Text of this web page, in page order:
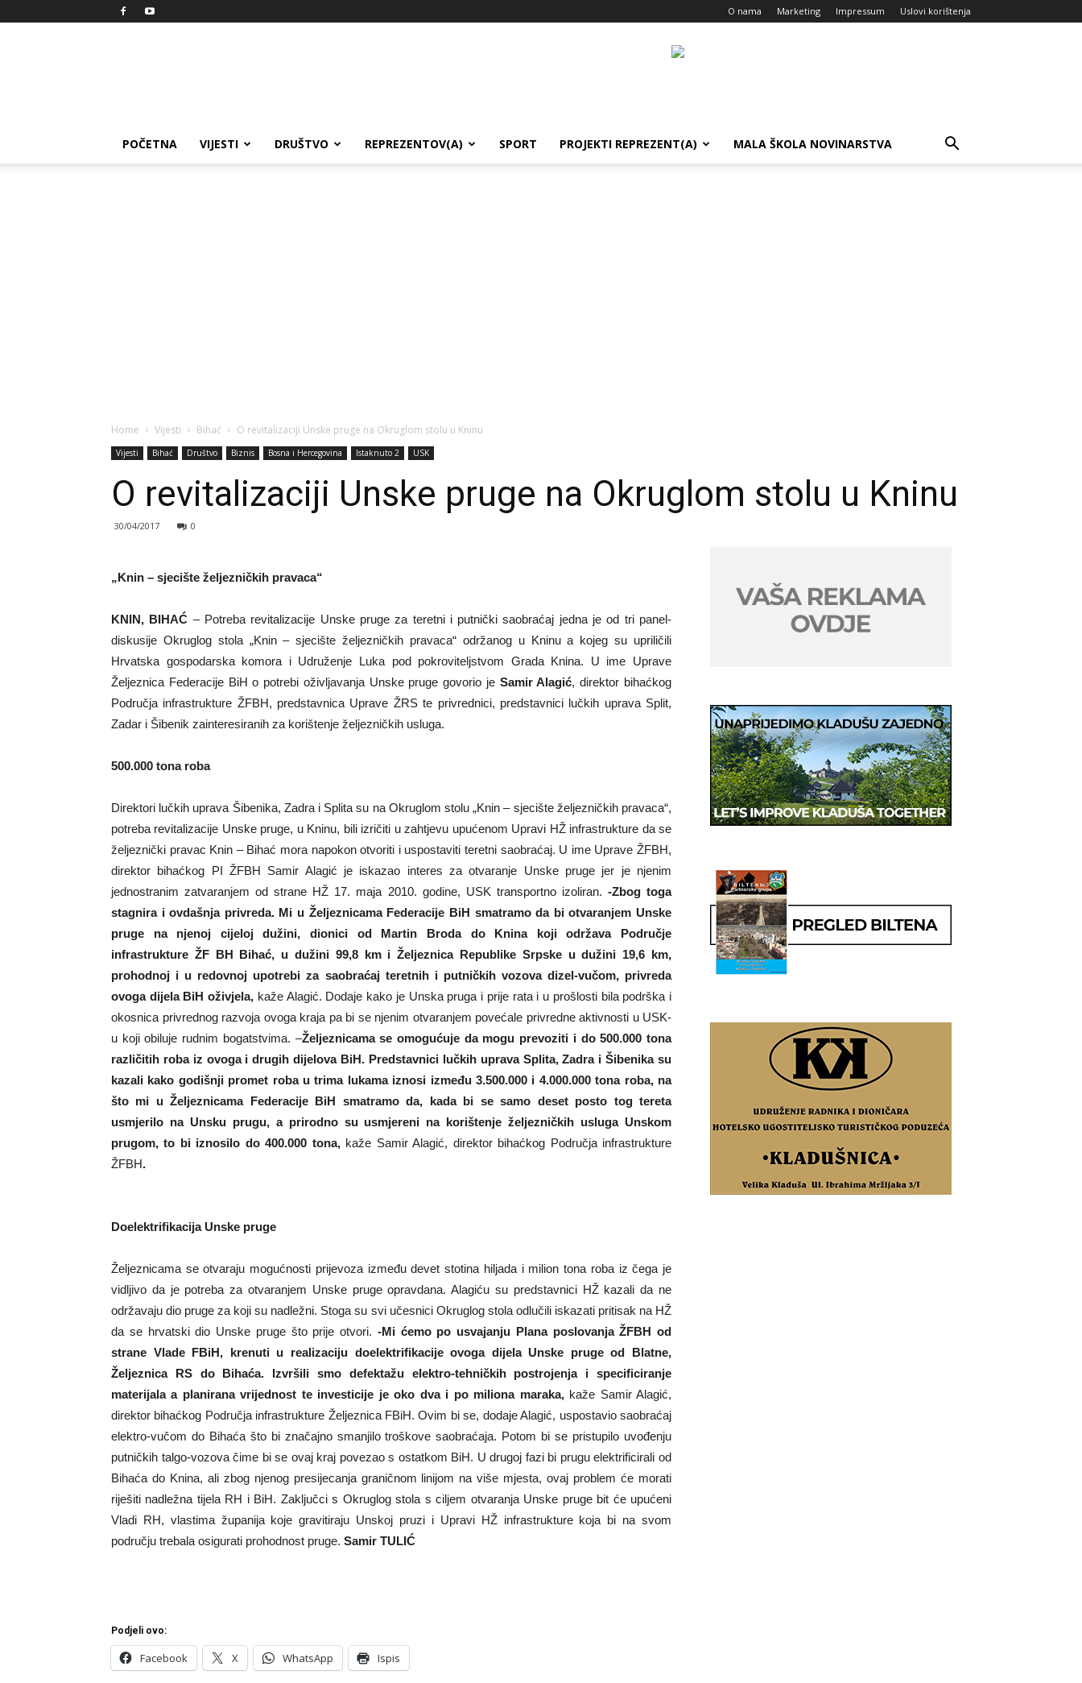
O nama Marketing Impressum Uslovi korištenja
POČETNA VIJESTI DRUŠTVO REPREZENTOV(A) SPORT PROJEKTI REPREZENT(A) MALA ŠKOLA NOVINARSTVA
Home Vijesti Bihać O revitalizaciji Unske pruge na Okruglom stolu u Kninu
Vijesti Bihać Društvo Biznis Bosna i Hercegovina Istaknuto 2 USK
O revitalizaciji Unske pruge na Okruglom stolu u Kninu
30/04/2017 0
„Knin – sjecište željezničkih pravaca“
KNIN, BIHAĆ – Potreba revitalizacije Unske pruge za teretni i putnički saobraćaj jedna je od tri panel-
diskusije Okruglog stola „Knin – sjecište željezničkih pravaca“ održanog u Kninu a kojeg su upriličili
Hrvatska gospodarska komora i Udruženje Luka pod pokroviteljstvom Grada Knina. U ime Uprave
Željeznica Federacije BiH o potrebi oživljavanja Unske pruge govorio je Samir Alagić, direktor bihaćkog
Područja infrastrukture ŽFBH, predstavnica Uprave ŽRS te privrednici, predstavnici lučkih uprava Split,
Zadar i Šibenik zainteresiranih za korištenje željezničkih usluga.
500.000 tona roba
Direktori lučkih uprava Šibenika, Zadra i Splita su na Okruglom stolu „Knin – sjecište željezničkih pravaca“,
potreba revitalizacije Unske pruge, u Kninu, bili izričiti u zahtjevu upućenom Upravi HŽ infrastrukture da se
željeznički pravac Knin – Bihać mora napokon otvoriti i uspostaviti teretni saobraćaj. U ime Uprave ŽFBH,
direktor bihaćkog PI ŽFBH Samir Alagić je iskazao interes za otvaranje Unske pruge jer je njenim
jednostranim zatvaranjem od strane HŽ 17. maja 2010. godine, USK transportno izoliran. -Zbog toga
stagnira i ovdašnja privreda. Mi u Željeznicama Federacije BiH smatramo da bi otvaranjem Unske
pruge na njenoj cijeloj dužini, dionici od Martin Broda do Knina koji održava Područje
infrastrukture ŽF BH Bihać, u dužini 99,8 km i Željeznica Republike Srpske u dužini 19,6 km,
prohodnoj i u redovnoj upotrebi za saobraćaj teretnih i putničkih vozova dizel-vučom, privreda
ovoga dijela BiH oživjela, kaže Alagić. Dodaje kako je Unska pruga i prije rata i u prošlosti bila podrška i
okosnica privrednog razvoja ovoga kraja pa bi se njenim otvaranjem povećale privredne aktivnosti u USK-
u koji obiluje rudnim bogatstvima. –Željeznicama se omogućuje da mogu prevoziti i do 500.000 tona
različitih roba iz ovoga i drugih dijelova BiH. Predstavnici lučkih uprava Splita, Zadra i Šibenika su
kazali kako godišnji promet roba u trima lukama iznosi između 3.500.000 i 4.000.000 tona roba, na
što mi u Željeznicama Federacije BiH smatramo da, kada bi se samo deset posto tog tereta
usmjerilo na Unsku prugu, a prirodno su usmjereni na korištenje željezničkih usluga Unskom
prugom, to bi iznosilo do 400.000 tona, kaže Samir Alagić, direktor bihaćkog Područja infrastrukture
ŽFBH.
Doelektrifikacija Unske pruge
Željeznicama se otvaraju mogućnosti prijevoza između devet stotina hiljada i milion tona roba iz čega je
vidljivo da je potreba za otvaranjem Unske pruge opravdana. Alagiću su predstavnici HŽ kazali da ne
održavaju dio pruge za koji su nadležni. Stoga su svi učesnici Okruglog stola odlučili iskazati pritisak na HŽ
da se hrvatski dio Unske pruge što prije otvori. -Mi ćemo po usvajanju Plana poslovanja ŽFBH od
strane Vlade FBiH, krenuti u realizaciju doelektrifikacije ovoga dijela Unske pruge od Blatne,
Željeznica RS do Bihaća. Izvršili smo defektažu elektro-tehničkih postrojenja i specificiranje
materijala a planirana vrijednost te investicije je oko dva i po miliona maraka,kaže Samir Alagić,
direktor bihaćkog Područja infrastrukture Željeznica FBiH. Ovim bi se, dodaje Alagić, uspostavio saobraćaj
elektro-vučom do Bihaća što bi značajno smanjilo troškove saobraćaja. Potom bi se pristupilo uvođenju
putničkih talgo-vozova čime bi se ovaj kraj povezao s ostatkom BiH. U drugoj fazi bi prugu elektrificirali od
Bihaća do Knina, ali zbog njenog presijecanja graničnom linijom na više mjesta, ovaj problem će morati
riješiti nadležna tijela RH i BiH. Zaključci s Okruglog stola s ciljem otvaranja Unske pruge bit će upućeni
Vladi RH, vlastima županija koje gravitiraju Unskoj pruzi i Upravi HŽ infrastrukture koja bi na svom
području trebala osigurati prohodnost pruge. Samir TULIĆ
Podjeli ovo:
Facebook X WhatsApp Ispis